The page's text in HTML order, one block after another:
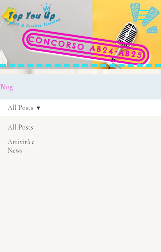
CONCORSO AB24-AB25
Blog
All Posts
Attività e
News
All Posts